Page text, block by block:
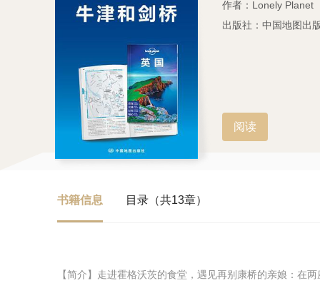
作者：Lonely Planet
出版社：中国地图出
阅读
书籍信息 目录（共13章）
【简介】走进霍格沃茨的食堂，遇见再别康桥的亲娘：在